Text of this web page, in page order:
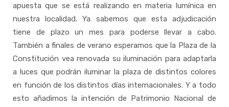
apuesta que se está realizando en materia lumínica en
nuestra localidad. Ya sabemos que esta adjudicación
tiene de plazo un mes para poderse llevar a cabo.
También a finales de verano esperamos que la Plaza de la
Constitución vea renovada su iluminación para adaptarla
a luces que podrán iluminar la plaza de distintos colores
en función de los distintos días internacionales. Y a todo
esto añadimos la intención de Patrimonio Nacional de